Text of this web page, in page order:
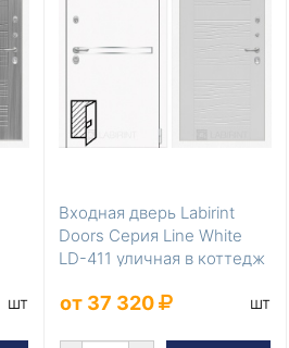
шт
Входная дверь Labirint
Doors Серия Line White
LD-411 уличная в коттедж
от 37 320 шт